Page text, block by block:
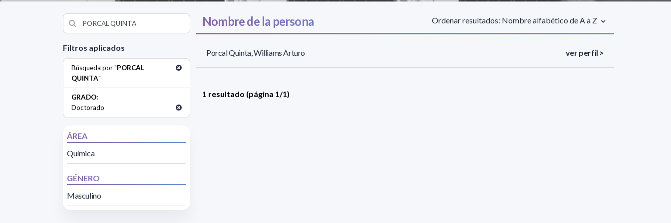
Filtros aplicados
Búsqueda por "PORCAL
QUINTA"
GRADO:
Doctorado
ÁREA
Química
GÉNERO
Masculino
Nombre de la persona Ordenar resultados: Nombre alfabético de A a Z
Porcal Quinta, Williams Arturo ver perfil >
1 resultado (página 1/1)